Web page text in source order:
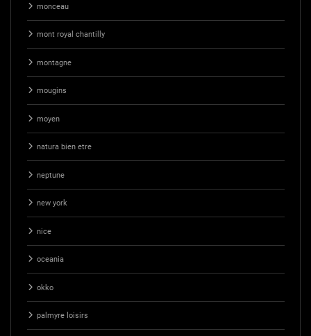
monceau
mont royal chantilly
montagne
mougins
moyen
natura bien etre
neptune
new york
nice
oceania
okko
palmyre loisirs